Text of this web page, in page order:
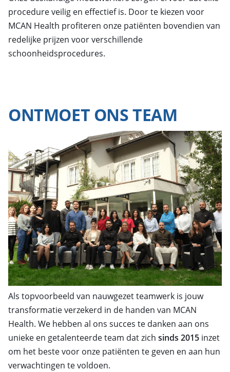
procedure veilig en effectief is. Door te kiezen voor
MCAN Health profiteren onze patiënten bovendien van
redelijke prijzen voor verschillende
schoonheidsprocedures.
ONTMOET ONS TEAM
Als topvoorbeeld van nauwgezet teamwerk is jouw
transformatie verzekerd in de handen van MCAN
Health. We hebben al ons succes te danken aan ons
unieke en getalenteerde team dat zich sinds 2015 inzet
om het beste voor onze patiënten te geven en aan hun
verwachtingen te voldoen.